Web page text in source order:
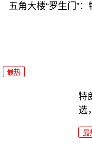
五角大楼“罗生门”
最热
特
选
最